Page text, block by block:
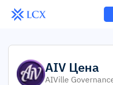
AIV Цена
AIVille